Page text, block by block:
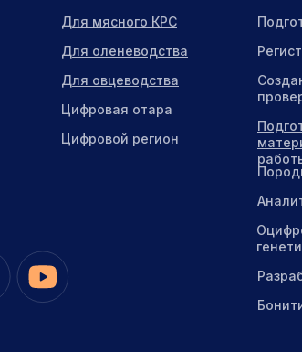
Для мясного КРС
Для оленеводства
Для овцеводства
Цифровая отара
Цифровой регион